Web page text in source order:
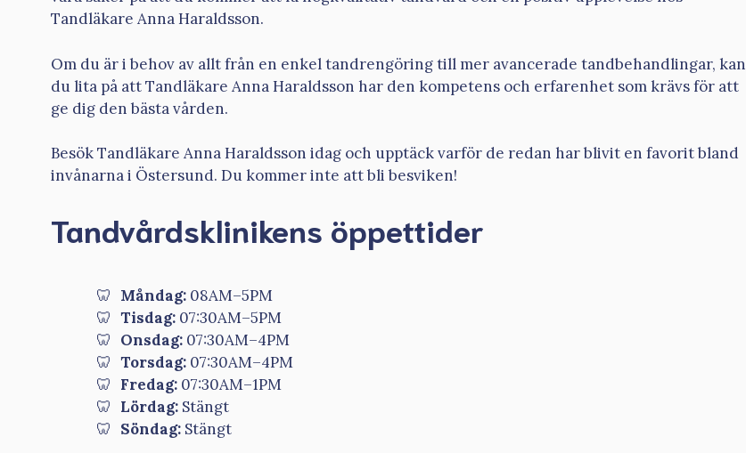
Tandläkare Anna Haraldsson.
Om du är i behov av allt från en enkel tandrengöring till mer avancerade tandbehandlingar, kan
du lita på att Tandläkare Anna Haraldsson har den kompetens och erfarenhet som krävs för att
ge dig den bästa vården.
Besök Tandläkare Anna Haraldsson idag och upptäck varför de redan har blivit en favorit bland
invånarna i Östersund. Du kommer inte att bli besviken!
Tandvårdsklinikens öppettider
Måndag: 08AM–5PM
Tisdag: 07:30AM–5PM
Onsdag: 07:30AM–4PM
Torsdag: 07:30AM–4PM
Fredag: 07:30AM–1PM
Lördag: Stängt
Söndag: Stängt